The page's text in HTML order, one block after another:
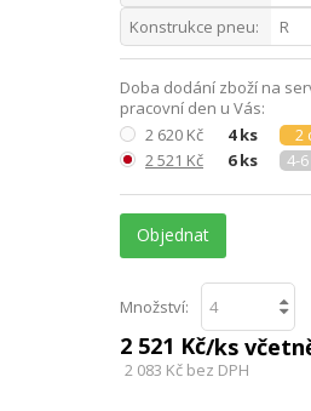
Konstrukce pneu:
R
Doba dodání zboží na
pracovní den u Vás:
2 620 Kč
4 ks 2
2 521 Kč 6 ks 4-
Objednat
Množství:
2 521 Kč/ks
2 083 Kč bez DPH